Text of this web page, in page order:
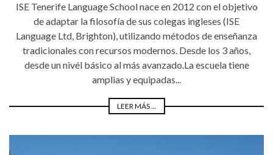
ISE Tenerife Language School nace en 2012 con el objetivo
de adaptar la filosofía de sus colegas ingleses (ISE
Language Ltd, Brighton), utilizando métodos de enseñanza
tradicionales con recursos modernos. Desde los 3 años,
desde un nivél básico al más avanzado.La escuela tiene
amplias y equipadas...
LEER MÁS ...